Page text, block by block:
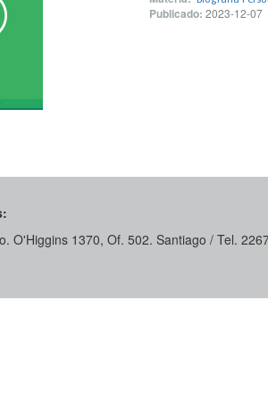
Publicado: 2023-12-07
O'Higgins 1370, Of. 502. Santiago / Tel.